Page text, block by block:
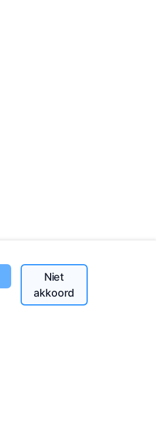
Geplante bomen
1395
Niet
akkoord